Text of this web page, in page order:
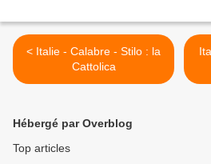
< Italie - Calabre - Stilo : la
Cattolica
Hébergé par Overblog
Top articles